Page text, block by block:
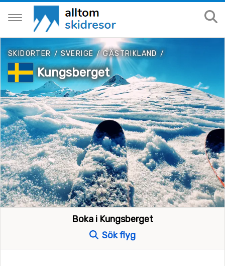
SKIDORTER / SVERIGE /GÄSTRIKLAND /
Kungsberget
Boka i Kungsberget
Sök flyg